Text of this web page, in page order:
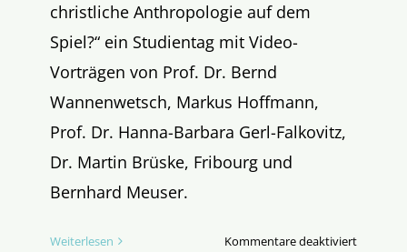
christliche Anthropologie auf dem
Spiel?“ ein Studientag mit Video-
Vorträgen von Prof. Dr. Bernd
Wannenwetsch, Markus Hoffmann,
Prof. Dr. Hanna-Barbara Gerl-Falkovitz,
Dr. Martin Brüske, Fribourg und
Bernhard Meuser.
Weiterlesen Kommentare deaktiviertfür